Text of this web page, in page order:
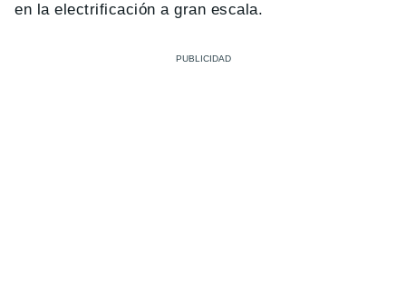
en la electrificación a gran escala.